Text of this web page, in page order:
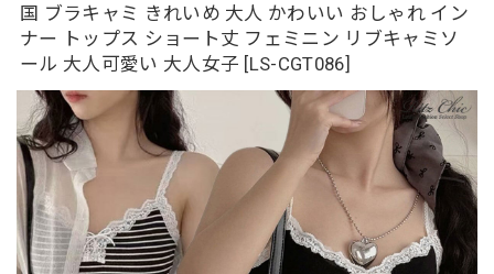
国 ブラキャミ きれいめ 大人 かわいい おしゃれ イン
ナー トップス ショート丈 フェミニン リブキャミソ
ール 大人可愛い 大人女子 [LS-CGT086]